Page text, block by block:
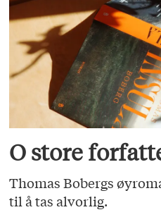
O store
Thomas Bobergs
til å tas alvorlig.